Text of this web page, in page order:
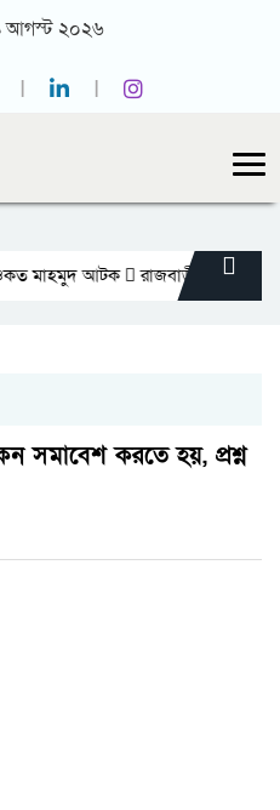
আগস্ট ২০২৬
মাহমুদ আটক রাজবাড়ীতে বীর
সমাবেশ করতে হয়, প্রশ্ন